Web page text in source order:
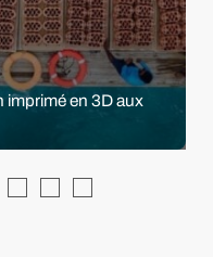
imprimé en 3D aux